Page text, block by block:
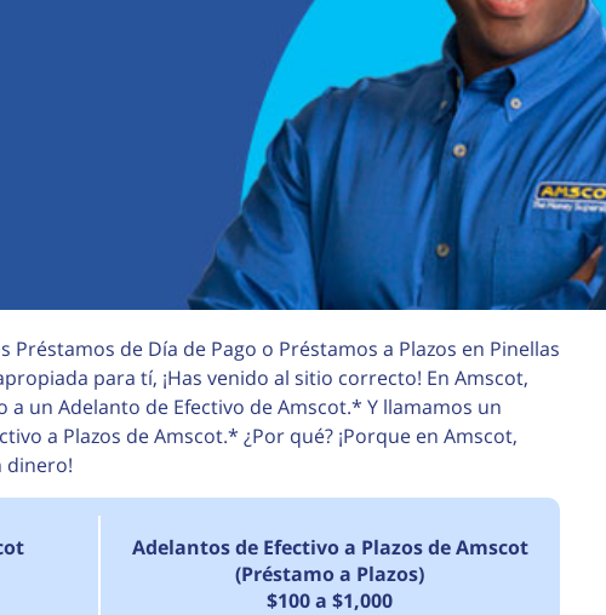
de Día de Pago o Préstamos a Plazos en Pinellas
para tí, ¡Has venido al sitio correcto! En Amscot,
a un Adelanto de Efectivo de Amscot.* Y llamamos un
a Plazos de Amscot.* ¿Por qué? ¡Porque en Amscot,
dinero!
Adelantos de Efectivo a Plazos de Amscot
(Préstamo a Plazos)
$100 a $1,000